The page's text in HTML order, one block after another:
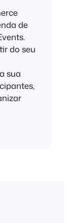
de
do seu
sua